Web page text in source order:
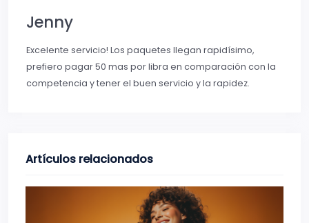
Jenny
Excelente servicio! Los paquetes llegan rapidísimo,
prefiero pagar 50 mas por libra en comparación con la
competencia y tener el buen servicio y la rapidez.
Artículos relacionados